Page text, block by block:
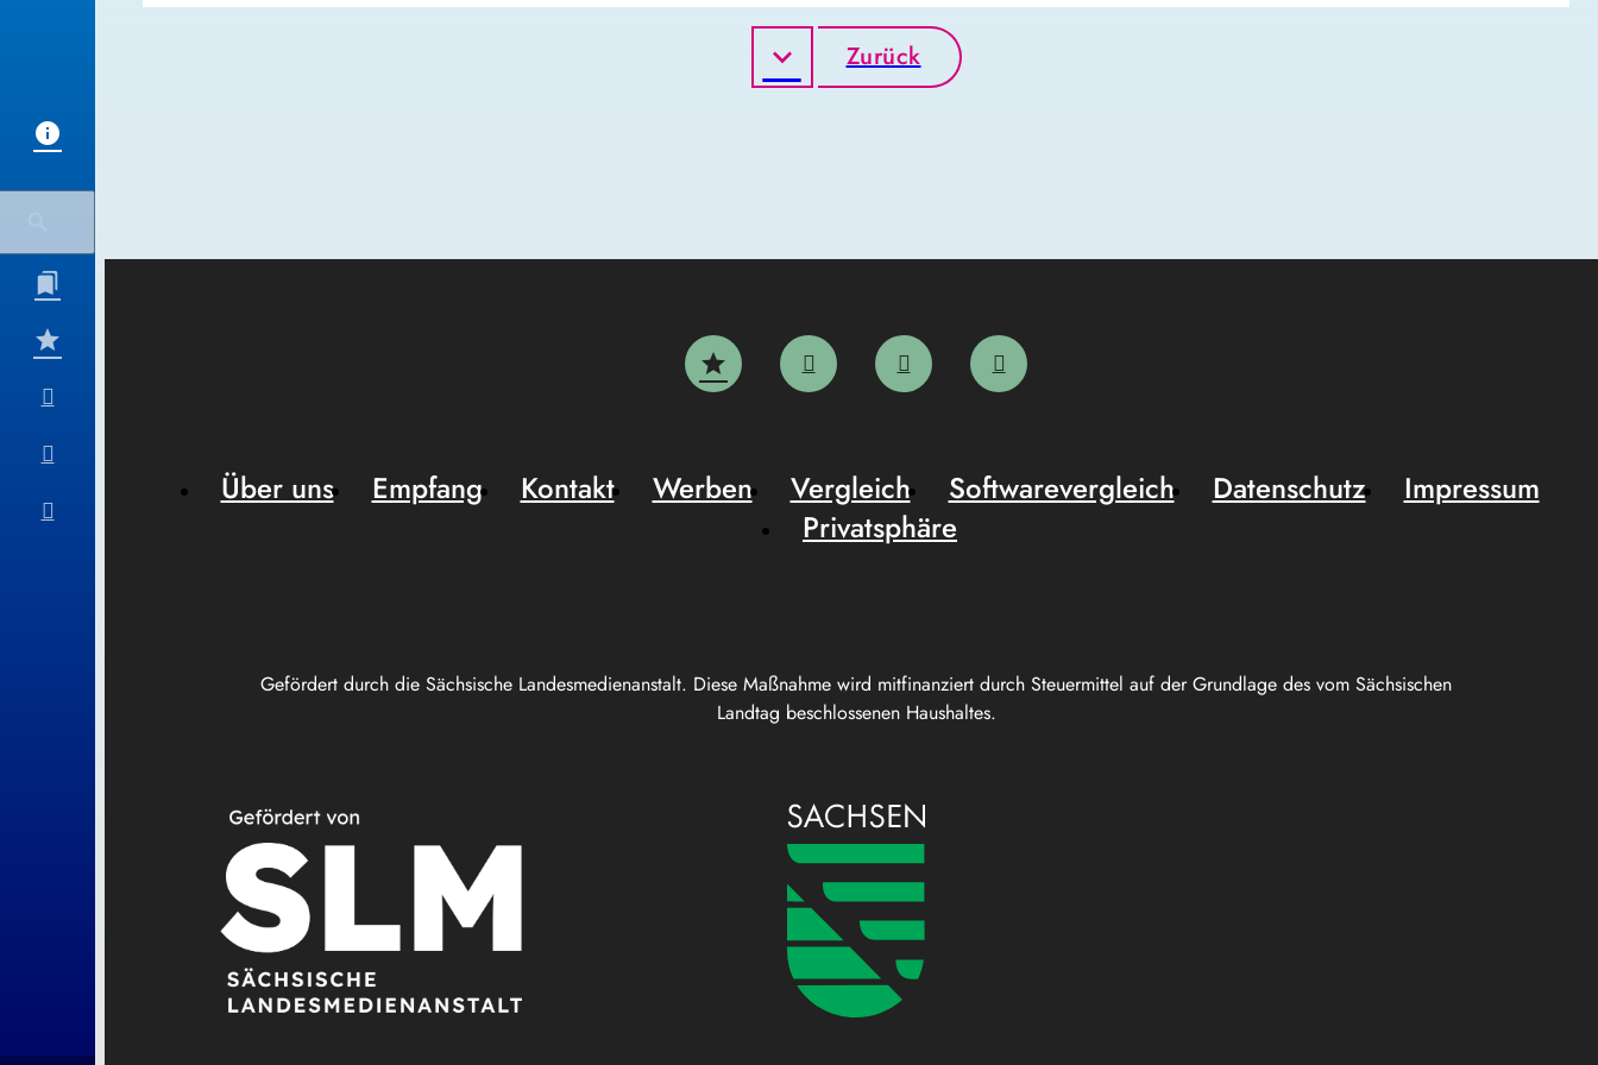
Zurück
Gefördert durch die Sächsische Landesmedienanstalt. Diese Maßnahme wird mitfinanziert durch Steuermittel auf der Grundlage des vom Sächsischen
Landtag beschlossenen Haushaltes.
Über uns Empfang Kontakt Werben Vergleich Softwarevergleich Datenschutz
Impressum
Privatsphäre